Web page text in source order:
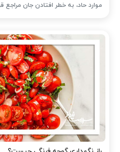
موارد حاد، به خطر افتادن جان مراجع